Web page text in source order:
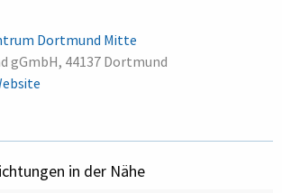
Dortmund Mitte
gGmbH, 44137 Dortmund
in der Nähe